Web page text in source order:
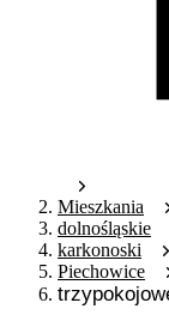
Mieszkania
dolnośląskie
karkonoski
Piechowice